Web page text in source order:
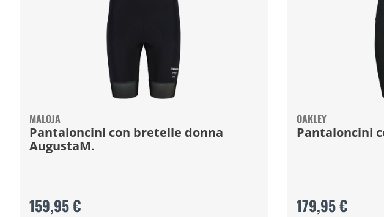
MALOJA
Pantaloncini con bretelle donna
AugustaM.
159,95 €
OAKLEY
179,95 €